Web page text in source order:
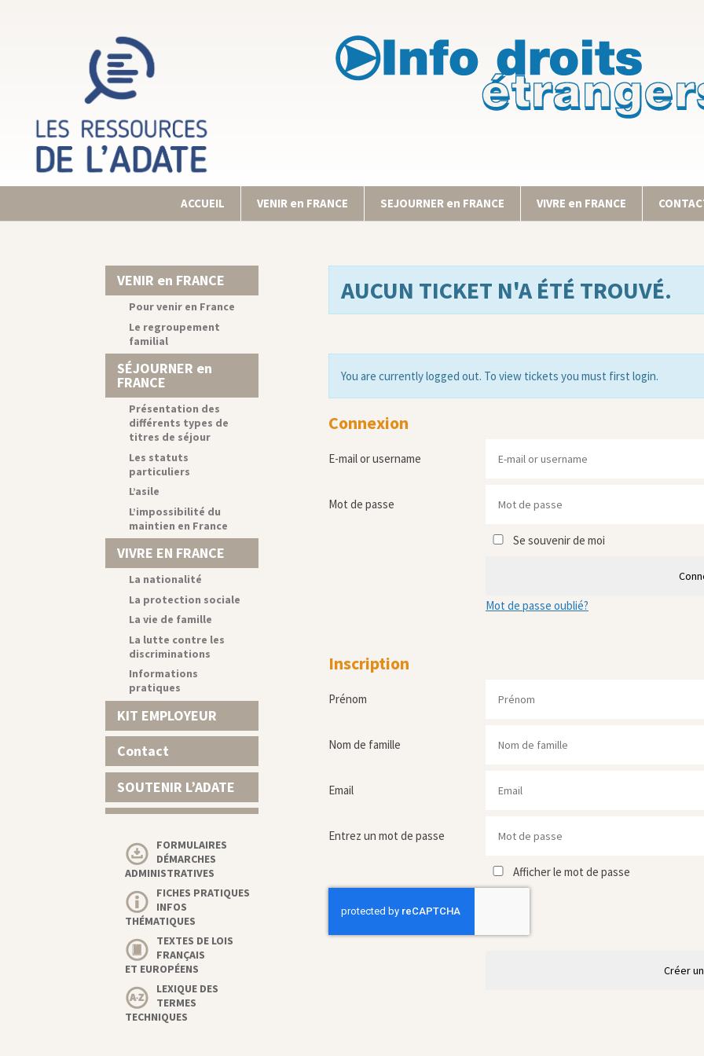
ACCUEIL VENIR en FRANCE SEJOURNER en FRANCE VIVRE en FRANCE
AUCUN TICKET N'A ÉTÉ TROUVÉ.
You are currently logged out. To view tickets you must first login.
Connexion
E-mail or username
Mot de passe
Se souvenir de moi
Mot de passe oublié?
Inscription
Prénom
Nom de famille
Email
Entrez un mot de passe
Afficher le mot de passe
Créer
VENIR en FRANCE
Pour venir en France
Le regroupement
familial
SÉJOURNER en
FRANCE
Présentation des
différents types de
titres de séjour
Les statuts
particuliers
L’asile
L’impossibilité du
maintien en France
VIVRE EN FRANCE
La nationalité
La protection sociale
La vie de famille
La lutte contre les
discriminations
Informations
pratiques
KIT EMPLOYEUR
Contact
SOUTENIR L’ADATE
FORMULAIRES
DÉMARCHES
ADMINISTRATIVES
FICHES PRATIQUES
INFOS
THÉMATIQUES
TEXTES DE LOIS
FRANÇAIS
ET EUROPÉENS
LEXIQUE DES
TERMES
TECHNIQUES